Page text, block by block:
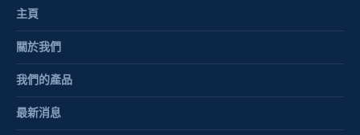
主頁
關於我們
我們的產品
最新消息